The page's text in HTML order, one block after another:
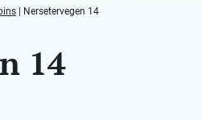
Nersetervegen 14
14